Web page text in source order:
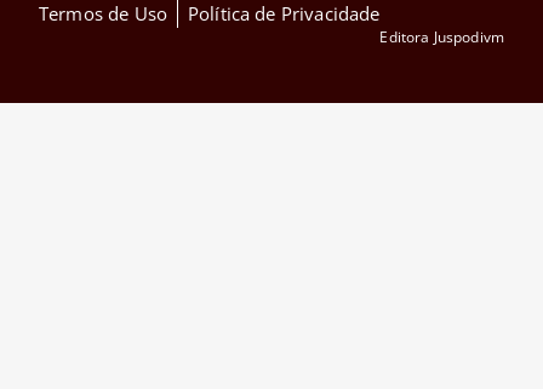
Termos de Uso Política de Privacidade
Editora Juspodivm